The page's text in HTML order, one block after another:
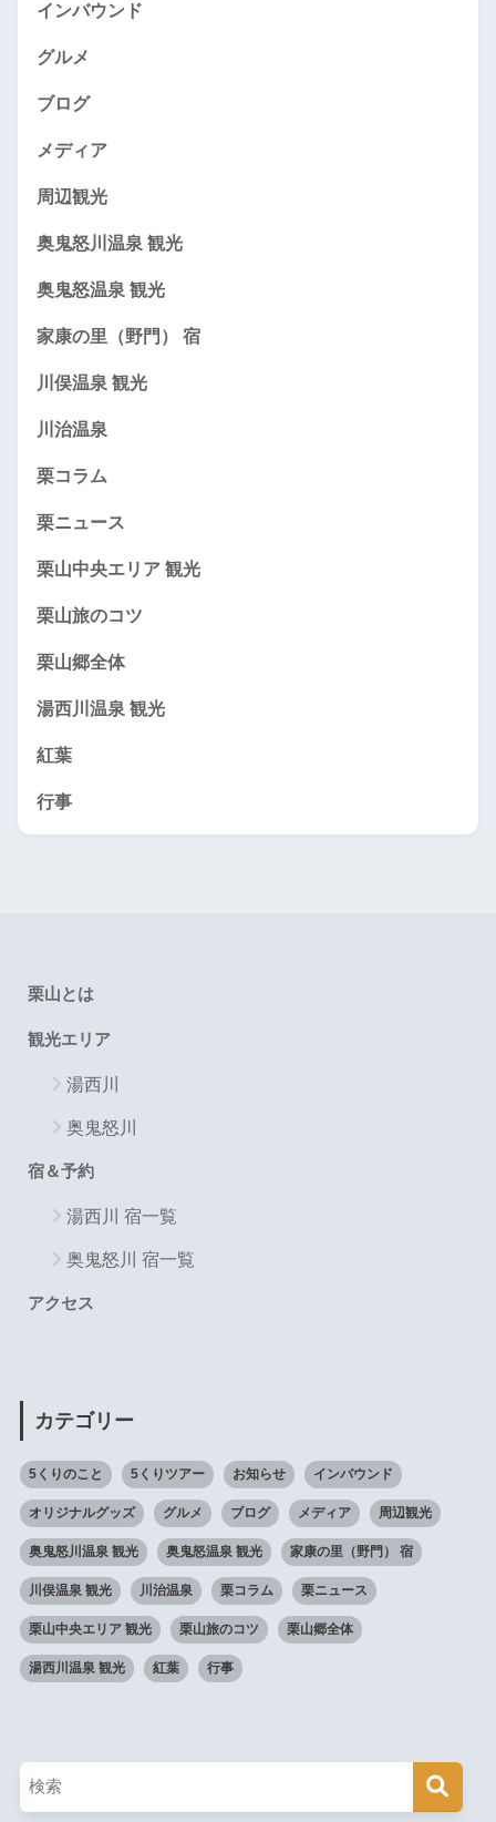
インバウンド
グルメ
ブログ
メディア
周辺観光
奥鬼怒川温泉 観光
奥鬼怒温泉 観光
家康の里（野門） 宿
川俣温泉 観光
川治温泉
栗コラム
栗ニュース
栗山中央エリア 観光
栗山旅のコツ
栗山郷全体
湯西川温泉 観光
紅葉
行事
栗山とは
観光エリア
湯西川
奥鬼怒川
宿＆予約
湯西川 宿一覧
奥鬼怒川 宿一覧
アクセス
カテゴリー
5くりのこと 5くりツアー お知らせ インバウンド
オリジナルグッズ グルメ ブログ メディア 周辺観光
奥鬼怒川温泉 観光 奥鬼怒温泉 観光 家康の里（野門） 宿
川俣温泉 観光 川治温泉 栗コラム 栗ニュース
栗山中央エリア 観光 栗山旅のコツ 栗山郷全体
湯西川温泉 観光 紅葉 行事